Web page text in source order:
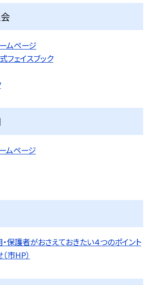
ムページ
ェイスブック
ムページ
保護者がおさえておきたい４つのポイント
市HP）